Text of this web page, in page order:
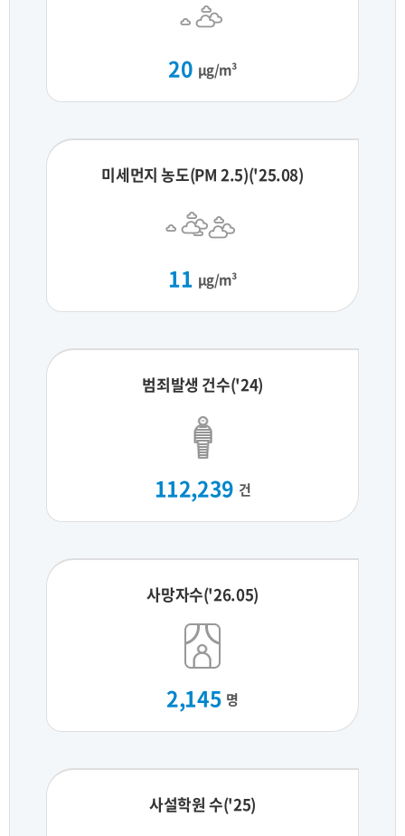
20 μg/m³
미세먼지 농도(PM 2.5)('25.08)
11 μg/m³
범죄발생 건수('24)
112,239 건
사망자수('26.05)
2,145 명
사설학원 수('25)